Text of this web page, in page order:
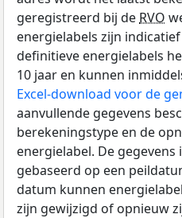
geregistreerd bij de RVO
energielabels zijn
definitieve energielabels
10 jaar en kunnen
Excel-download voor de
aanvullende gegevens
berekeningstype en de
energielabel. De gegevens
gebaseerd op een
datum kunnen
zijn gewijzigd of opnieuw